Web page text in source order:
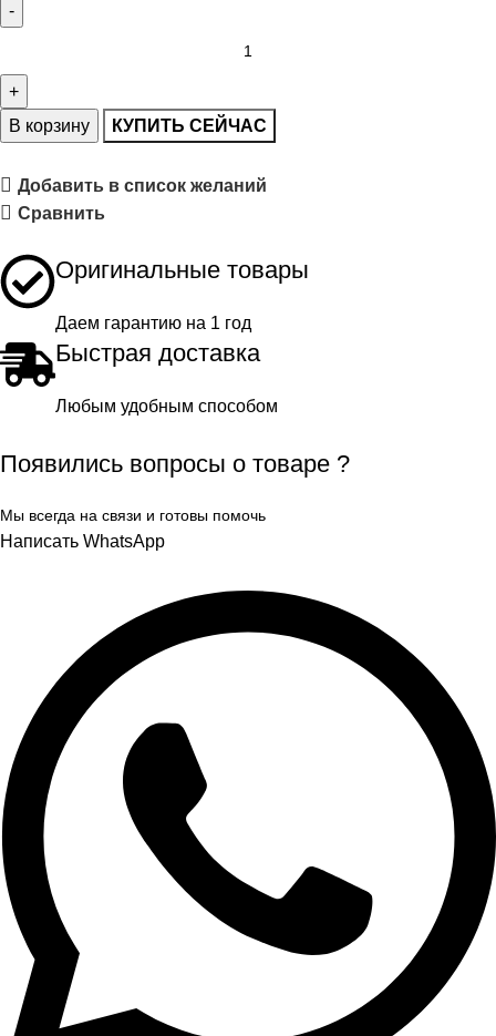
В корзину КУПИТЬ СЕЙЧАС
Добавить в список желаний
Сравнить
Оригинальные товары
Даем гарантию на 1 год
Быстрая доставка
Любым удобным способом
Появились вопросы о товаре ?
Мы всегда на связи и готовы помочь
Написать WhatsApp